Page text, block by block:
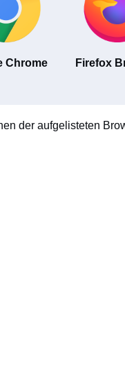
Chrome Firefox
der aufgelisteten